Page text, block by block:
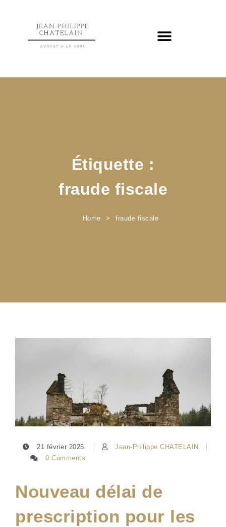
Étiquette :
fraude fiscale
Home fraude fiscale
21 février 2025
Jean-Philippe CHATELAIN
0 Comments
Nouveau délai de
prescription pour les